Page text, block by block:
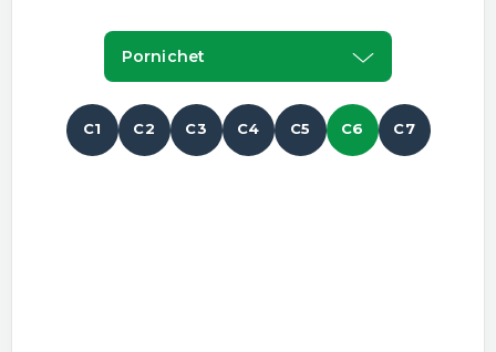
Pornichet
C1 C2 C3 C4 C5 C6 C7